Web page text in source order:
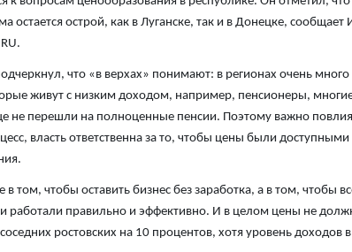
остается острой, как в Луганске, так и в Донецке, сообщает
что «в верхах» понимают: в регионах очень много
живут с низким доходом, например, пенсионеры,
не перешли на полноценные пенсии. Поэтому важно
власть ответственна за то, чтобы цены были доступными
в том, чтобы оставить бизнес без заработка, а в том, чтобы
работали правильно и эффективно. И в целом цены не
ростовских на 10 процентов, хотя уровень доходов в